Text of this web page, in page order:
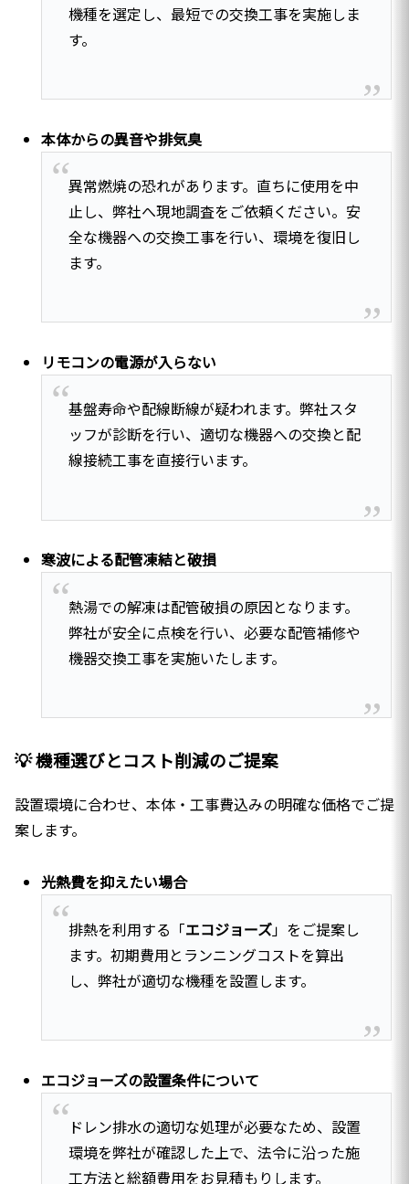
機種を選定し、最短での交換工事を実施しま
す。
本体からの異音や排気臭
異常燃焼の恐れがあります。直ちに使用を中
止し、弊社へ現地調査をご依頼ください。安
全な機器への交換工事を行い、環境を復旧し
ます。
リモコンの電源が入らない
基盤寿命や配線断線が疑われます。弊社スタ
ッフが診断を行い、適切な機器への交換と配
線接続工事を直接行います。
寒波による配管凍結と破損
熱湯での解凍は配管破損の原因となります。
弊社が安全に点検を行い、必要な配管補修や
機器交換工事を実施いたします。
💡 機種選びとコスト削減のご提案
設置環境に合わせ、本体・工事費込みの明確な価格でご提
案します。
光熱費を抑えたい場合
排熱を利用する「エコジョーズ」をご提案し
ます。初期費用とランニングコストを算出
し、弊社が適切な機種を設置します。
エコジョーズの設置条件について
ドレン排水の適切な処理が必要なため、設置
環境を弊社が確認した上で、法令に沿った施
工方法と総額費用をお見積もりします。